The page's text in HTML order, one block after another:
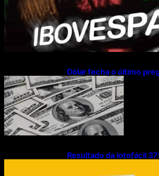
Dólar fecha o último
Resultado da lotofácil